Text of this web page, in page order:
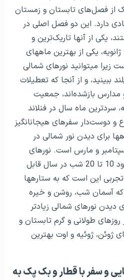
از فصل‌های تابستان و زمستان
دارد. این دو فصل اصلی در
یکی از آنها تاریک‌ترین و
ژانویه، یکی از بهترین ماه­های
می­توانید نورهای شمالی
ببینید، و از آنجا که تعطیلات
بازشده‌اند، جمعیت
سردترین ماه سال در فنلاند
و دوست‌دار سفرهای هیجان­انگیز
برای دیدن نور شمالی در
و مارس است. نورهای
شمالی در جنوب فنلاند، حدود 10 تا 20 شب در سال قابل
این است که به ستاره­ها
که آسمان شب، روشن و خیره
نورهای شمالی زیادتر
روزهای طولانی و گرم تابستان و
ژوئن، ژوئیه و اوت بهترین
و سفر با قطار و بک پک به